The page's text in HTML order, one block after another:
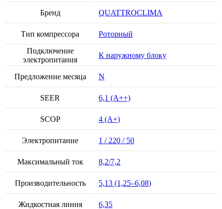
Бренд QUATTROCLIMA
Тип компрессора
Роторный
Подключение
электропитания
К наружному блоку
Предложение месяца N
SEER 6,1 (A++)
SCOP 4 (A+)
Электропитание 1 / 220 / 50
Максимальный ток 8,2/7,2
Производительность 5,13 (1,25–6,08)
Жидкостная линия 6,35